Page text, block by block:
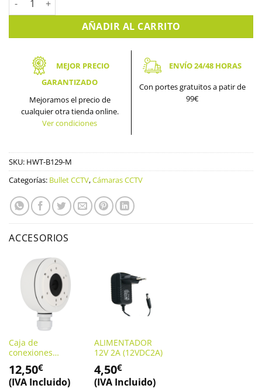
AÑADIR AL CARRITO
MEJOR PRECIO
GARANTIZADO
Mejoramos el precio de
cualquier otra tienda online.
Ver condiciones
ENVÍO 24/48 HORAS
Con portes gratuitos a patir de
99€
SKU: HWT-B129-M
Categorías: Bullet CCTV,Cámaras CCTV
ACCESORIOS
Caja de
conexiones
HIKVISION DS-
1280ZJ-XS
12,50€
(IVA Incluido)
ALIMENTADOR
12V 2A (12VDC2A)
4,50€
(IVA Incluido)